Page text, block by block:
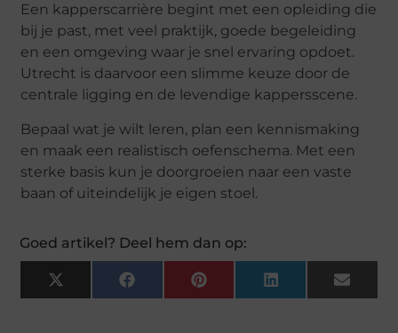
Een kapperscarrière begint met een opleiding die
bij je past, met veel praktijk, goede begeleiding
en een omgeving waar je snel ervaring opdoet.
Utrecht is daarvoor een slimme keuze door de
centrale ligging en de levendige kappersscene.
Bepaal wat je wilt leren, plan een kennismaking
en maak een realistisch oefenschema. Met een
sterke basis kun je doorgroeien naar een vaste
baan of uiteindelijk je eigen stoel.
Goed artikel? Deel hem dan op:
X
(Twitter)
Facebook Pinterest LinkedIn Email